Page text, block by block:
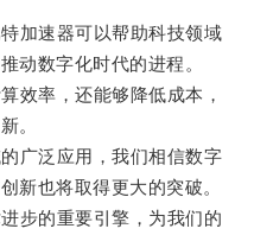
速器可以帮助科技领域
动数字化时代的进程。
率，还能够降低成本，
。
泛应用，我们相信数字
新也将取得更大的突破。
的重要引擎，为我们的